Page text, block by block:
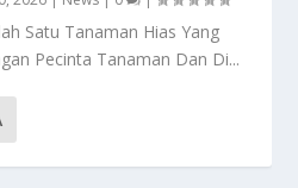
Satu Tanaman Hias Yang
Pecinta Tanaman Dan Di...